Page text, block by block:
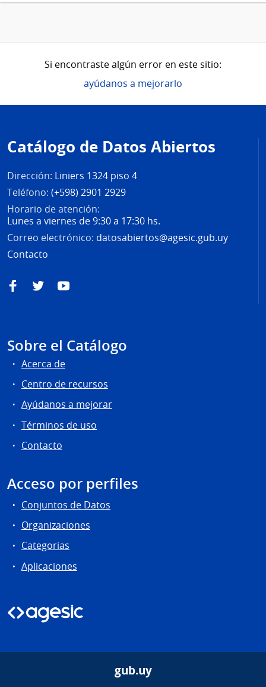
Si encontraste algún error en este sitio:
ayúdanos a mejorarlo
de
página
Catálogo de Datos Abiertos
Dirección: Liniers 1324 piso 4
Teléfono: (+598) 2901 2929
Horario de atención:
Lunes a viernes de 9:30 a 17:30 hs.
Correo electrónico: datosabiertos@agesic.gub.uy
Contacto
FacebookTwitterYouTube
Sobre el Catálogo
Acerca de
Centro de recursos
Ayúdanos a mejorar
Términos de uso
Contacto
Acceso por perfiles
Conjuntos de Datos
Organizaciones
Categorias
Aplicaciones
gub.uy